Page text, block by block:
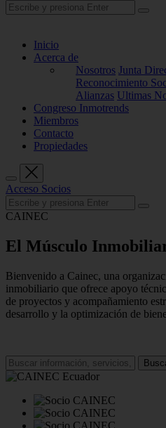
Inicio
Acerca de
Nosotros Junta
Reconocimiento
Alianzas Ultimas
Congreso Inmotrends
Miembros
Contacto
Propiedades
Acceso Socios
CAINEC
El Músculo
Bienvenido a Cainec, una
inmobiliario que ofrece apoyo
de proyectos y acompañamiento
desarrollo y la optimización de